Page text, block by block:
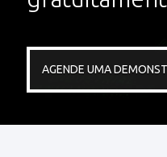
AGENDE UMA